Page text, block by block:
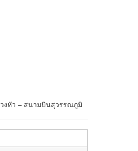
วงหัว – สนามบินสุวรรณภูมิ